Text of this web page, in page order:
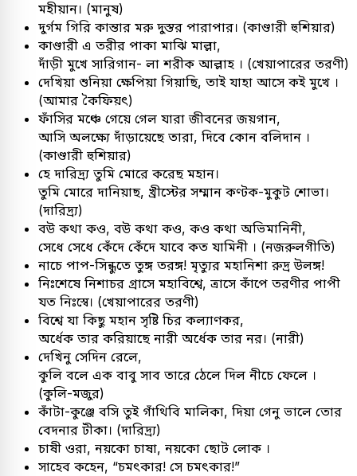
মহীয়ান। (মানুষ)
দুর্গম গিরি কান্তার মরু দুস্তর পারাপার। (কাণ্ডারী হুশিয়ার)
কাণ্ডারী এ তরীর পাকা মাঝি মাল্লা,
দাঁড়ী মুখে সারিগান- লা শরীক আল্লাহ । (খেয়াপারের তরণী)
দেখিয়া শুনিয়া ক্ষেপিয়া গিয়াছি, তাই যাহা আসে কই মুখে ।
(আমার কৈফিয়ৎ)
ফাঁসির মঞ্চে গেয়ে গেল যারা জীবনের জয়গান,
আসি অলক্ষ্যে দাঁড়ায়েছে তারা, দিবে কোন বলিদান ।
(কাণ্ডারী হুশিয়ার)
হে দারিদ্র্য তুমি মোরে করেছ মহান।
তুমি মোরে দানিয়াছ, খ্রীস্টের সম্মান কণ্টক-মুকুট শোভা।
(দারিদ্র্য)
বউ কথা কও, বউ কথা কও, কও কথা অভিমানিনী,
সেধে সেধে কেঁদে কেঁদে যাবে কত যামিনী । (নজরুলগীতি)
নাচে পাপ-সিন্ধুতে তুঙ্গ তরঙ্গ! মৃত্যুর মহানিশা রুদ্র উলঙ্গ!
নিঃশেষে নিশাচর গ্রাসে মহাবিশ্বে, ত্রাসে কাঁপে তরণীর পাপী
যত নিঃস্বে। (খেয়াপারের তরণী)
বিশ্বে যা কিছু মহান সৃষ্টি চির কল্যাণকর,
অর্ধেক তার করিয়াছে নারী অর্ধেক তার নর। (নারী)
দেখিনু সেদিন রেলে,
কুলি বলে এক বাবু সাব তারে ঠেলে দিল নীচে ফেলে ।
(কুলি-মজুর)
কাঁটা-কুঞ্জে বসি তুই গাঁথিবি মালিকা, দিয়া গেনু ভালে তোর
বেদনার টীকা। (দারিদ্র্য)
চাষী ওরা, নয়কো চাষা, নয়কো ছোট লোক ।
সাহেব কহেন, “চমৎকার! সে চমৎকার!”